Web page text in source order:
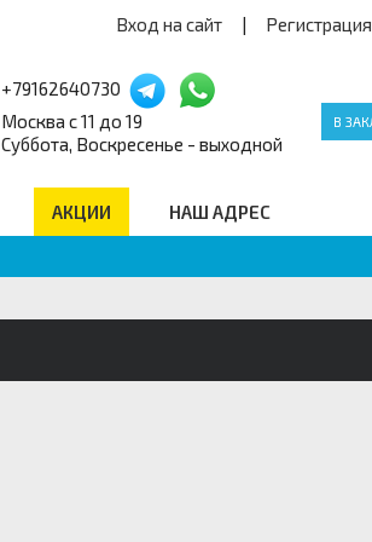
Вход на сайт | Регистрация
+79162640730
Москва с 11 до 19
Суббота, Воскресенье - выходной
АКЦИИ НАШ АДРЕС